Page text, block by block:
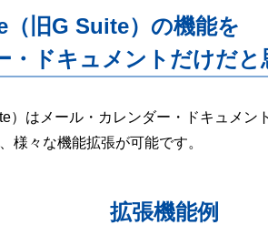
旧G Suite）の機能を
・ドキュメントだけだ
）はメール・カレンダー・ドキュメン
様々な機能拡張が可能です。
拡張機能例